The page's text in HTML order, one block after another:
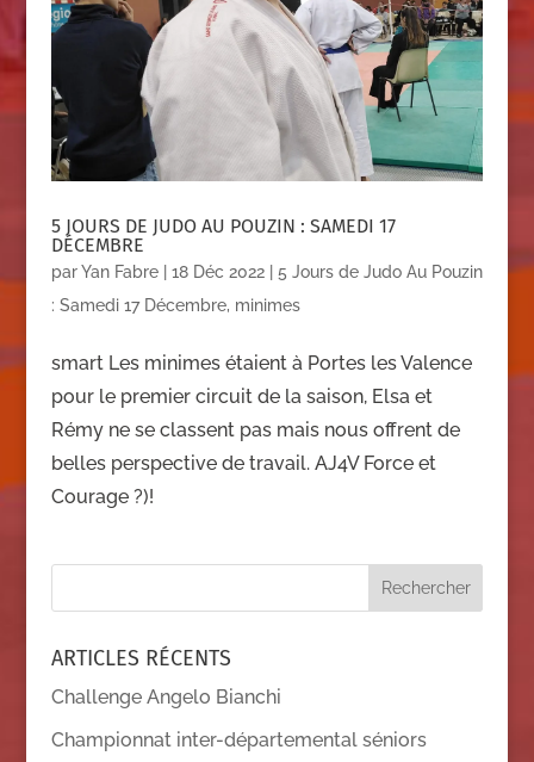
5 JOURS DE JUDO AU POUZIN : SAMEDI 17
DÉCEMBRE
parYan Fabre| 18 Déc 2022| 5 Jours de Judo Au Pouzin
: Samedi 17 Décembre, minimes
smart Les minimes étaient à Portes les Valence
pour le premier circuit de la saison, Elsa et
Rémy ne se classent pas mais nous offrent de
belles perspective de travail. AJ4V Force et
Courage ?)!
ARTICLES RÉCENTS
Challenge Angelo Bianchi
Championnat inter-départemental séniors